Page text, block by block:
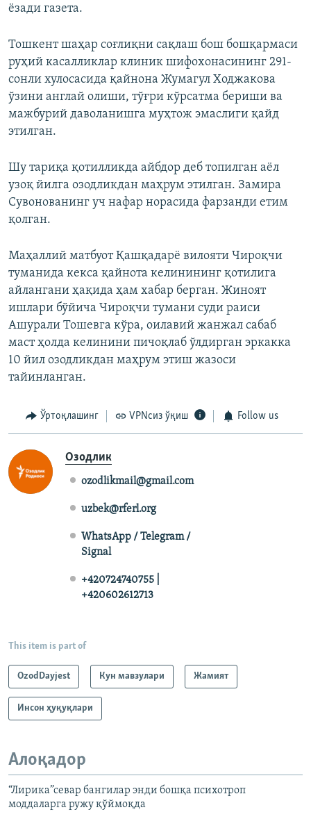
ёзади газета.
Тошкент шаҳар соғлиқни сақлаш бош бошқармаси
руҳий касалликлар клиник шифохонасининг 291-
сонли хулосасида қайнона Жумагул Ходжакова
ўзини англай олиши, тўғри кўрсатма бериши ва
мажбурий даволанишга муҳтож эмаслиги қайд
этилган.
Шу тариқа қотилликда айбдор деб топилган аёл
узоқ йилга озодликдан маҳрум этилган. Замира
Сувонованинг уч нафар норасида фарзанди етим
қолган.
Маҳаллий матбуот Қашқадарё вилояти Чироқчи
туманида кекса қайнота келинининг қотилига
айлангани ҳақида ҳам хабар берган. Жиноят
ишлари бўйича Чироқчи тумани суди раиси
Ашурали Тошевга кўра, оилавий жанжал сабаб
маст ҳолда келинини пичоқлаб ўлдирган эркакка
10 йил озодликдан маҳрум этиш жазоси
тайинланган.
Ўртоқлашинг VPNсиз ўқиш Follow us
Озодлик
ozodlikmail@gmail.com
uzbek@rferl.org
WhatsApp / Telegram /
Signal
+420724740755 |
+420602612713
This item is part of
OzodDayjest Кун мавзулари Жамият
Инсон ҳуқуқлари
Алоқадор
“Лирика”севар бангилар энди бошқа психотроп
моддаларга ружу қўймоқда